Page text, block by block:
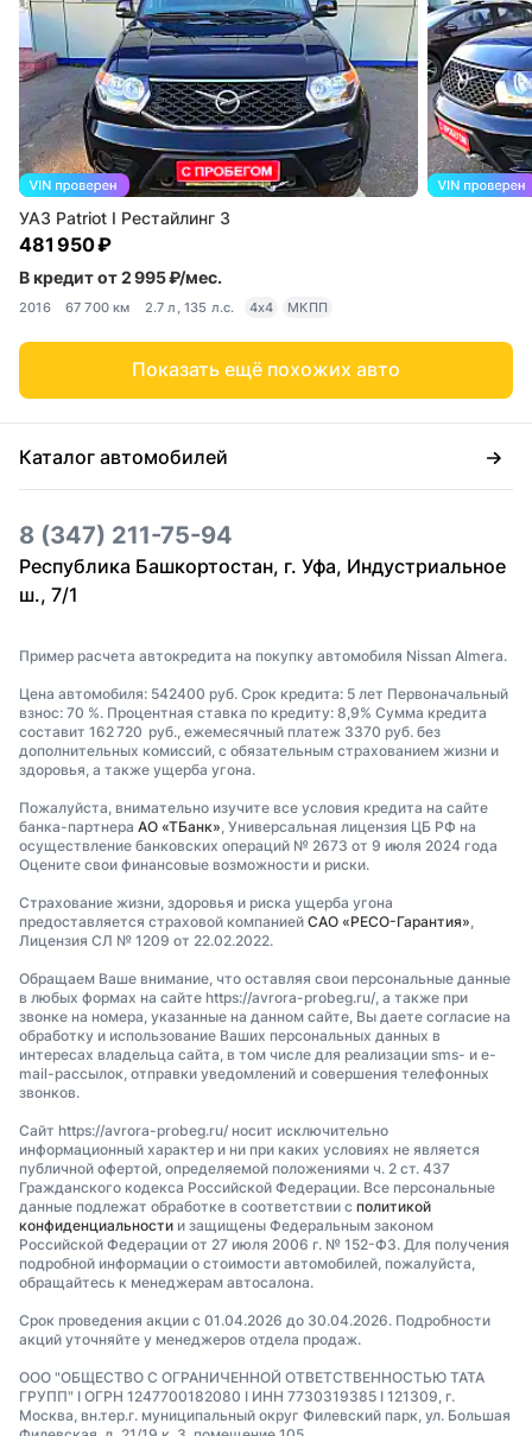
УАЗ Patriot I Рестайлинг 3
481 950 ₽
В кредит от 2 995 ₽/мес.
2016 67 700 км 2.7 л, 135 л.с. 4x4 МКПП
Показать ещё похожих авто
Каталог автомобилей
8 (347) 211-75-94
Республика Башкортостан, г. Уфа, Индустриальное
ш., 7/1
Пример расчета автокредита на покупку автомобиля Nissan Almera.
Цена автомобиля: 542400 руб. Срок кредита: 5 лет Первоначальный
взнос: 70 %. Процентная ставка по кредиту: 8,9% Сумма кредита
составит 162 720 руб., ежемесячный платеж 3370 руб. без
дополнительных комиссий, с обязательным страхованием жизни и
здоровья, а также ущерба угона.
Пожалуйста, внимательно изучите все условия кредита на сайте
банка-партнера АО «ТБанк», Универсальная лицензия ЦБ РФ на
осуществление банковских операций № 2673 от 9 июля 2024 года
Оцените свои финансовые возможности и риски.
Страхование жизни, здоровья и риска ущерба угона
предоставляется страховой компанией САО «РЕСО-Гарантия»,
Лицензия СЛ № 1209 от 22.02.2022.
Обращаем Ваше внимание, что оставляя свои персональные данные
в любых формах на сайте https://avrora-probeg.ru/, а также при
звонке на номера, указанные на данном сайте, Вы даете согласие на
обработку и использование Ваших персональных данных в
интересах владельца сайта, в том числе для реализации sms- и e-
mail-рассылок, отправки уведомлений и совершения телефонных
звонков.
Сайт https://avrora-probeg.ru/ носит исключительно
информационный характер и ни при каких условиях не является
публичной офертой, определяемой положениями ч. 2 ст. 437
Гражданского кодекса Российской Федерации. Все персональные
данные подлежат обработке в соответствии с политикой
конфиденциальности и защищены Федеральным законом
Российской Федерации от 27 июля 2006 г. № 152-ФЗ. Для получения
подробной информации о стоимости автомобилей, пожалуйста,
обращайтесь к менеджерам автосалона.
Срок проведения акции с 01.04.2026 до 30.04.2026. Подробности
акций уточняйте у менеджеров отдела продаж.
ООО "ОБЩЕСТВО С ОГРАНИЧЕННОЙ ОТВЕТСТВЕННОСТЬЮ ТАТА
ГРУПП" I ОГРН 1247700182080 I ИНН 7730319385 I 121309, г.
Москва, вн.тер.г. муниципальный округ Филевский парк, ул. Большая